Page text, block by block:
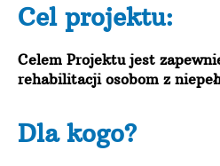
Cel projektu:
Celem Projektu jest
rehabilitacji osobom z
Dla kogo?